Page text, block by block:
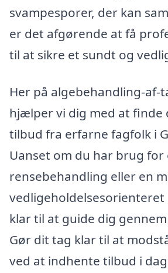
svampesporer, der kan
er det afgørende at få
til at sikre et sundt og
Her på algebehandling-af-
hjælper vi dig med at finde
tilbud fra erfarne fagfolk i
Uanset om du har brug for
rensebehandling eller en
vedligeholdelsesorienteret
klar til at guide dig
Gør dit tag klar til at
ved at indhente tilbud i